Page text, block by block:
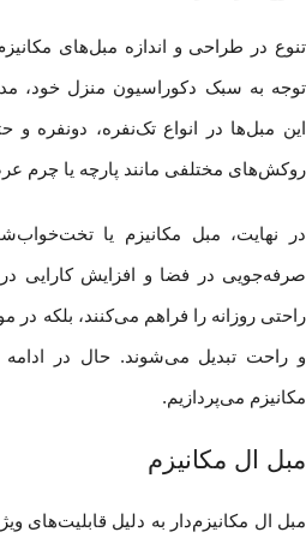
تنوع در طراحی و اندازه مبل‌های
توجه به سبک دکوراسیون منزل خود،
این مبل‌ها در انواع تک‌نفره، دو‌نفره و
روکش‌های مختلفی مانند پارچه یا چرم
در نهایت، مبل مکانیزم یا
صرفه‌جویی در فضا و افزایش کارایی
راحتی روزانه را فراهم می‌کنند، بلکه در
و راحت تبدیل می‌شوند. حال در
مکانیزم می‌پردازیم.
مبل ال مکانیزم
مبل ال مکانیزم‌دار به دلیل قابلیت‌های